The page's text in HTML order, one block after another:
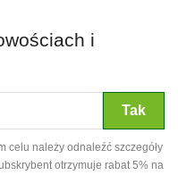
i
celu należy odnaleźć szczegóły
otrzymuje rabat 5% na